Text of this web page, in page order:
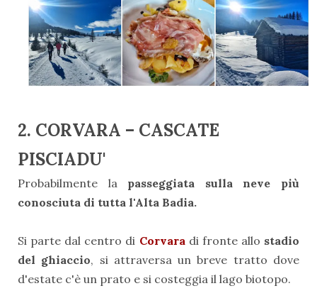
2. CORVARA – CASCATE
PISCIADU'
Probabilmente la passeggiata sulla neve più
conosciuta di tutta l'Alta Badia.
Si parte dal centro di Corvara di fronte allo stadio
del ghiaccio, si attraversa un breve tratto dove
d'estate c'è un prato e si costeggia il lago biotopo.